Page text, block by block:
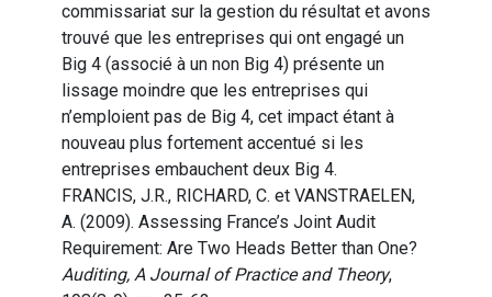
commissariat sur la gestion du résultat et avons
trouvé que les entreprises qui ont engagé un
Big 4 (associé à un non Big 4) présente un
lissage moindre que les entreprises qui
n’emploient pas de Big 4, cet impact étant à
nouveau plus fortement accentué si les
entreprises embauchent deux Big 4.
FRANCIS, J.R., RICHARD, C. et VANSTRAELEN,
A. (2009). Assessing France’s Joint Audit
Requirement: Are Two Heads Better than One?
Auditing, A Journal of Practice and Theory,